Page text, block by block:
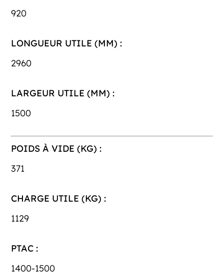
920
LONGUEUR UTILE (MM) :
2960
LARGEUR UTILE (MM) :
1500
POIDS À VIDE (KG) :
371
CHARGE UTILE (KG) :
1129
PTAC :
1400-1500